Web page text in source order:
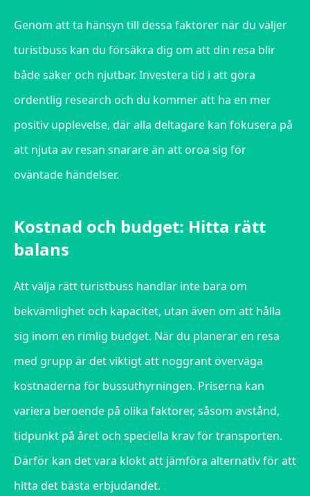
Genom att ta hänsyn till dessa faktorer när du väljer
turistbuss kan du försäkra dig om att din resa blir
både säker och njutbar. Investera tid i att göra
ordentlig research och du kommer att ha en mer
positiv upplevelse, där alla deltagare kan fokusera på
att njuta av resan snarare än att oroa sig för
oväntade händelser.
Kostnad och budget: Hitta rätt
balans
Att välja rätt turistbuss handlar inte bara om
bekvämlighet och kapacitet, utan även om att hålla
sig inom en rimlig budget. När du planerar en resa
med grupp är det viktigt att noggrant överväga
kostnaderna för bussuthyrningen. Priserna kan
variera beroende på olika faktorer, såsom avstånd,
tidpunkt på året och speciella krav för transporten.
Därför kan det vara klokt att jämföra alternativ för att
hitta det bästa erbjudandet.